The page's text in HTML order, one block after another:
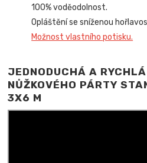
100% voděodolnost.
Opláštění se sníženou
Možnost vlastního potisku.
JEDNODUCHÁ A
NŮŽKOVÉHO PÁRTY
3X6 M